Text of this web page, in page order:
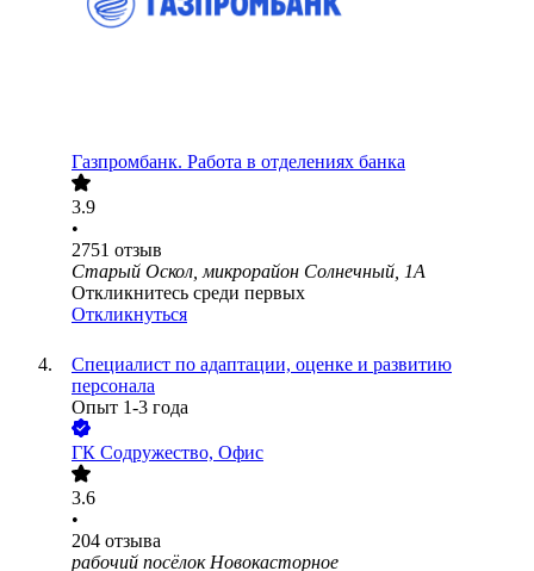
Газпромбанк. Работа в отделениях банка
3.9
•
2751 отзыв
Старый Оскол, микрорайон Солнечный, 1А
Откликнитесь среди первых
Откликнуться
Специалист по адаптации, оценке и развитию
персонала
Опыт 1-3 года
ГК Содружество, Офис
3.6
•
204 отзыва
рабочий посёлок Новокасторное